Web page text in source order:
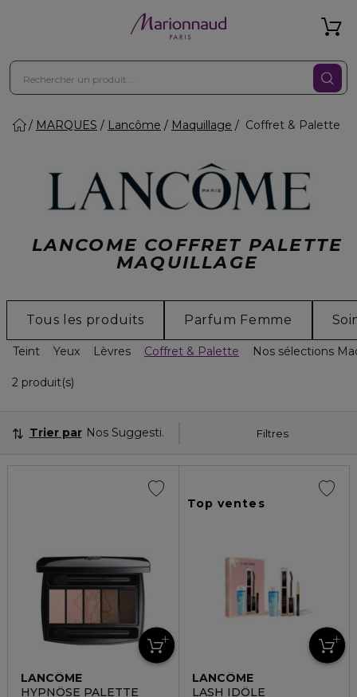
MARQUES Lancôme Maquillage Coffret & Palette
LANCOME COFFRET PALETTE
MAQUILLAGE
Tous les produits Parfum Femme
Teint Yeux Lèvres Coffret & Palette Nos sélections
2 produit(s)
Filtres
Trier par Nos Suggestions
LANCÔME
HYPNÔSE PALETTE
Top ventes
LANCÔME
LASH IDÔLE